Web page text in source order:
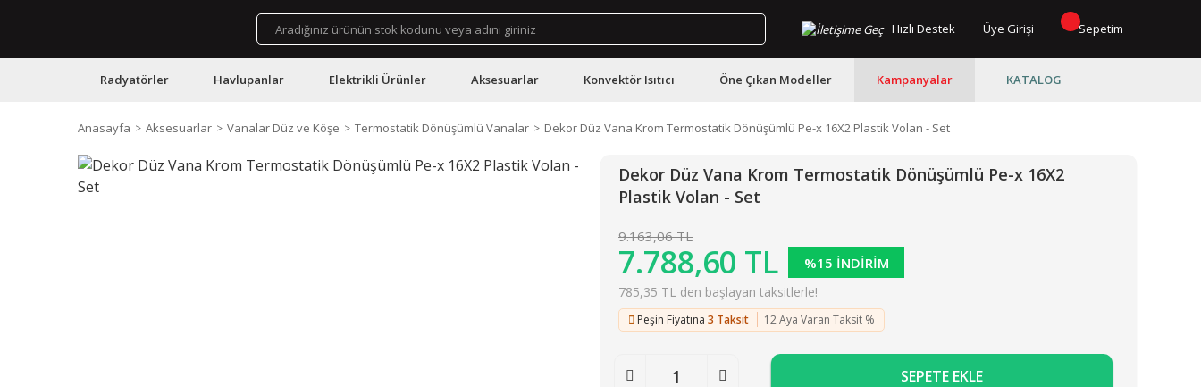
Hızlı Destek Üye Girişi Sepetim
Radyatörler Havlupanlar Elektrikli Ürünler Aksesuarlar Konvektör Isıtıcı Öne Çıkan Modeller Kampanyalar KATALOG
Anasayfa Aksesuarlar Vanalar Düz ve Köşe Termostatik Dönüşümlü Vanalar Dekor Düz Vana Krom Termostatik Dönüşümlü Pe-x 16X2 Plastik Volan - Set
Dekor Düz Vana Krom Termostatik Dönüşümlü Pe-x 16X2
Plastik Volan - Set
9.163,06 TL
7.788,60 TL %15 İNDİRİM
785,35 TL den başlayan taksitlerle!
Peşin Fiyatına 3 Taksit 12 Aya Varan Taksit %
SEPETE EKLE